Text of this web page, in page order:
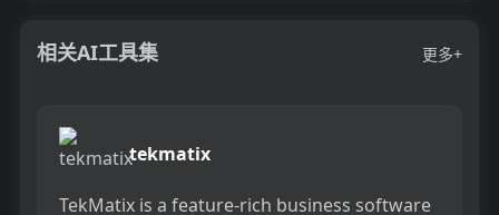
相关AI工具集 更多+
tekmatix
TekMatix is a feature-rich business software